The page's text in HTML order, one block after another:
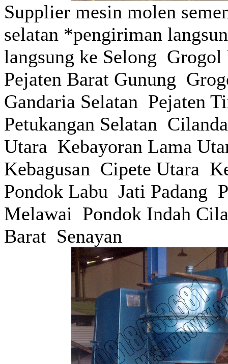
Supplier mesin molen
selatan *pengiriman
langsung ke Selong
Pejaten Barat Gunung
Gandaria Selatan Pejaten
Petukangan Selatan
Utara Kebayoran Lama
Kebagusan Cipete Utara
Pondok Labu Jati Padang
Melawai Pondok Indah
Barat Senayan